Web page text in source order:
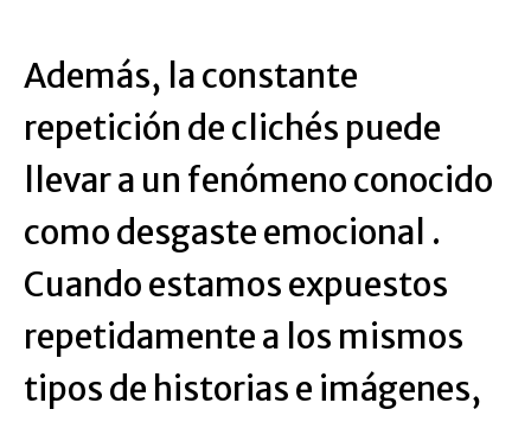
Además, la constante
repetición de clichés puede
llevar a un fenómeno conocido
como desgaste emocional .
Cuando estamos expuestos
repetidamente a los mismos
tipos de historias e imágenes,